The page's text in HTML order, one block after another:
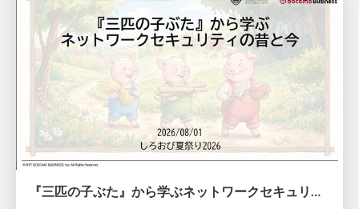
『三匹の子ぶた』から学ぶネットワークセキュリティの昔と今 / Network Security: Then and Now Through the Lens of The Three Little Pigs